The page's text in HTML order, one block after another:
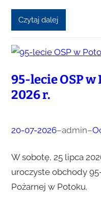
Czytaj dalej
95-lecie OSP w
2026 r.
20-07-2026–admin–
W sobotę, 25 lipca
uroczyste obchody
Pożarnej w Potoku.